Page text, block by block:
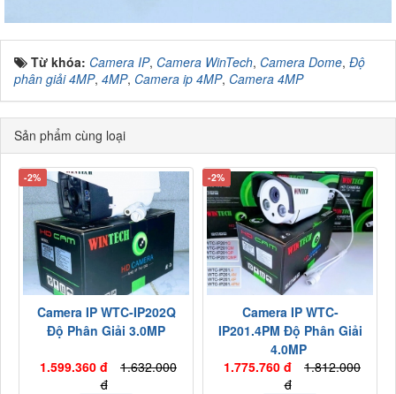
Từ khóa: Camera IP, Camera WinTech, Camera Dome, Độ
phân giải 4MP, 4MP, Camera ip 4MP, Camera 4MP
Sản phẩm cùng loại
-2%
Camera IP WTC-IP202Q
Độ Phân Giải 3.0MP
1.599.360 đ
1.632.000
đ
-2%
Camera IP WTC-
IP201.4PM Độ Phân Giải
4.0MP
1.775.760 đ
1.812.000
đ